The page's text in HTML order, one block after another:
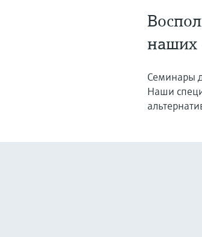
наших
Семинары
Наши